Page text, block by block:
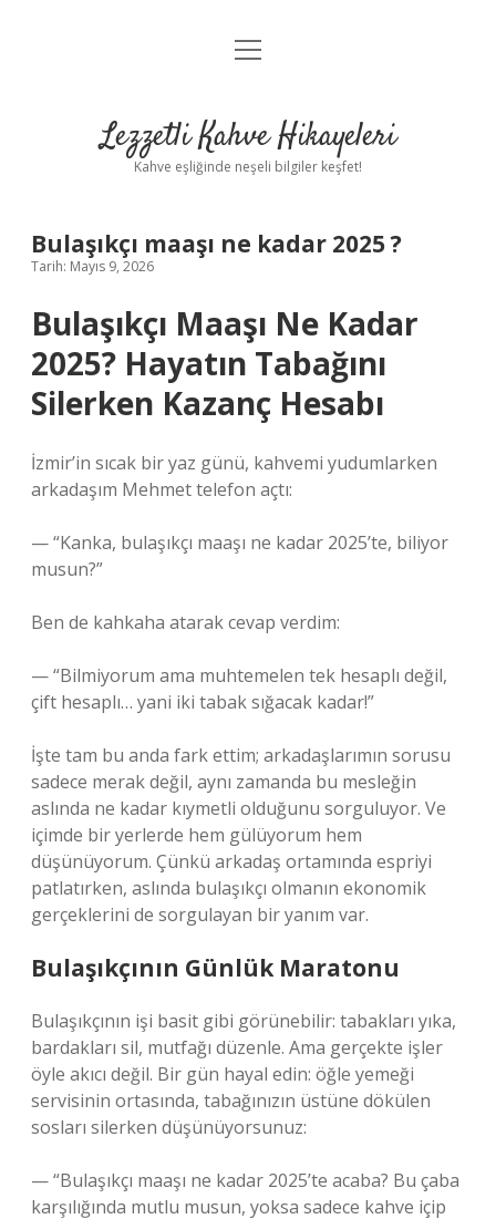
Anasayfa
Yasal Uyarı
menüyü
Lezzetli Kahve Hikayeleri
Kahve eşliğinde neşeli bilgiler keşfet!
Bulaşıkçı maaşı ne kadar 2025 ?
Tarih: Mayıs 9, 2026
Bulaşıkçı Maaşı Ne Kadar
2025? Hayatın Tabağını
Silerken Kazanç Hesabı
İzmir’in sıcak bir yaz günü, kahvemi yudumlarken
arkadaşım Mehmet telefon açtı:
— “Kanka, bulaşıkçı maaşı ne kadar 2025’te, biliyor
musun?”
Ben de kahkaha atarak cevap verdim:
— “Bilmiyorum ama muhtemelen tek hesaplı değil,
çift hesaplı… yani iki tabak sığacak kadar!”
İşte tam bu anda fark ettim; arkadaşlarımın sorusu
sadece merak değil, aynı zamanda bu mesleğin
aslında ne kadar kıymetli olduğunu sorguluyor. Ve
içimde bir yerlerde hem gülüyorum hem
düşünüyorum. Çünkü arkadaş ortamında espriyi
patlatırken, aslında bulaşıkçı olmanın ekonomik
gerçeklerini de sorgulayan bir yanım var.
Bulaşıkçının Günlük Maratonu
Bulaşıkçının işi basit gibi görünebilir: tabakları yıka,
bardakları sil, mutfağı düzenle. Ama gerçekte işler
öyle akıcı değil. Bir gün hayal edin: öğle yemeği
servisinin ortasında, tabağınızın üstüne dökülen
sosları silerken düşünüyorsunuz:
— “Bulaşıkçı maaşı ne kadar 2025’te acaba? Bu çaba
karşılığında mutlu musun, yoksa sadece kahve içip